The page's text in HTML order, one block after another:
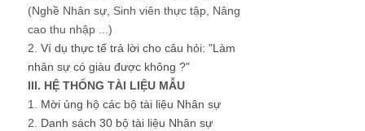
(Nghề Nhân sự, Sinh viên thực tập, Nâng
cao thu nhập ...)
2. Ví dụ thực tế trả lời cho câu hỏi: "Làm
nhân sự có giàu được không ?"
III. HỆ THỐNG TÀI LIỆU MẪU
1. Mời ủng hộ các bộ tài liệu Nhân sự
2. Danh sách 30 bộ tài liệu Nhân sự